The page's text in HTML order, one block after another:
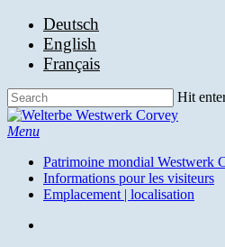
Skip
content
Deutsch
English
Français
Hit
Close
Search
search
Menu
Patrimoine mondial Westwerk
Informations pour les visiteurs
Emplacement | localisation